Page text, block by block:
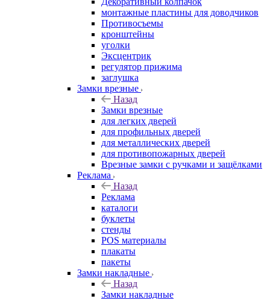
монтажные пластины для доводчиков
Противосъемы
кронштейны
уголки
Эксцентрик
регулятор прижима
заглушка
Замки врезные
Назад
Замки врезные
для легких дверей
для профильных дверей
для металлических дверей
для противопожарных дверей
Врезные замки с ручками и защёлками
Реклама
Назад
Реклама
каталоги
буклеты
стенды
POS материалы
плакаты
пакеты
Замки накладные
Назад
Замки накладные